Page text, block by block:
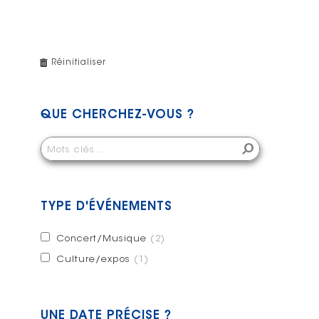
Réinitialiser
QUE CHERCHEZ-VOUS ?
TYPE D'ÉVÉNEMENTS
Concert/Musique (2)
Culture/expos (1)
UNE DATE PRÉCISE ?